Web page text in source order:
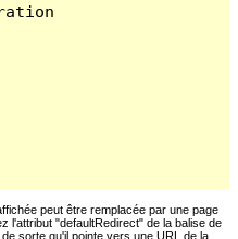
peut être remplacée par une page
l'attribut "defaultRedirect" de la balise de
sorte qu'il pointe vers une URL de la